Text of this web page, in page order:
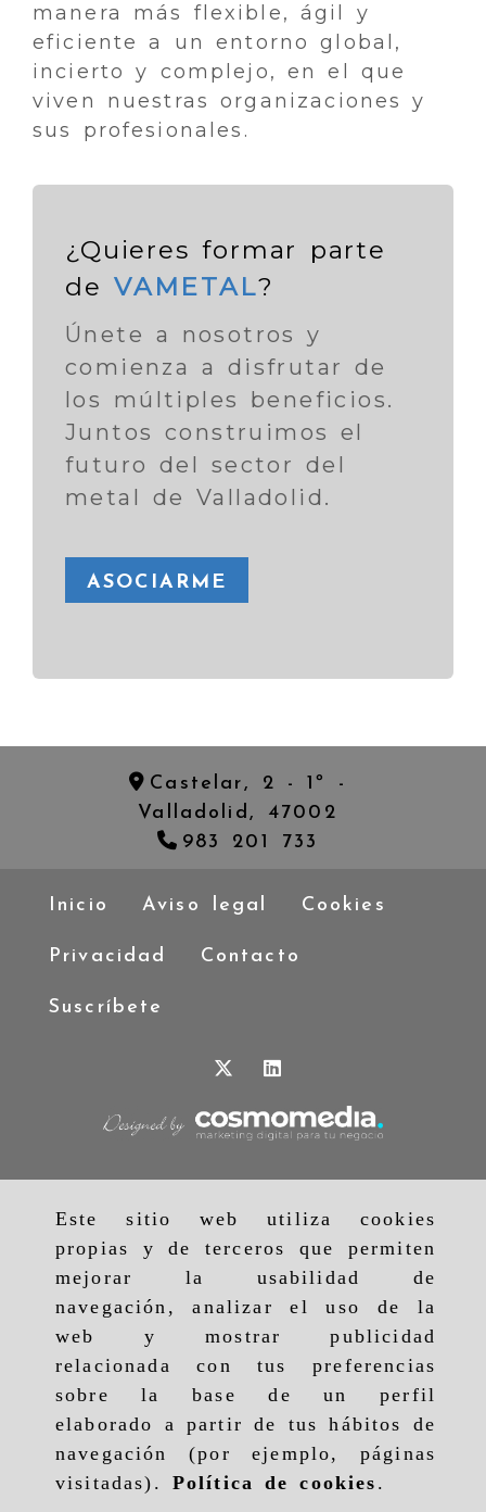
Este sitio web utiliza cookies
propias y de terceros que permiten
mejorar la usabilidad de
navegación, analizar el uso de la
web y mostrar publicidad
relacionada con tus preferencias
sobre la base de un perfil
elaborado a partir de tus hábitos de
navegación (por ejemplo, páginas
visitadas). Política de cookies .
manera más flexible, ágil y
eficiente a un entorno global,
incierto y complejo, en el que
viven nuestras organizaciones y
sus profesionales.
¿Quieres formar parte
deVAMETAL?
Únete a nosotros y
comienza a disfrutar de
los múltiples beneficios.
Juntos construimos el
futuro del sector del
metal de Valladolid.
ASOCIARME
Castelar, 2 - 1º -
Valladolid, 47002
983 201 733
Inicio Aviso legal Cookies
Privacidad Contacto
Suscríbete